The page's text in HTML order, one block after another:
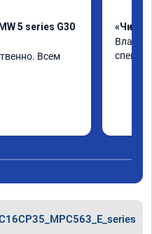
5 series G30
Всем
«Чип